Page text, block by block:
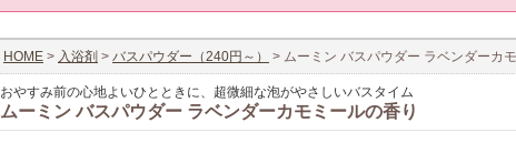
HOME > 入浴剤 > バスパウダー（240円～） > ムーミン バスパウダー ラベンダーカ
おやすみ前の心地よいひとときに、超微細な泡がやさしいバスタイム
ムーミン バスパウダー ラベンダーカモミールの香り